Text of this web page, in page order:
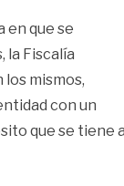
en que se
la Fiscalía
mismos,
con un
que se tiene